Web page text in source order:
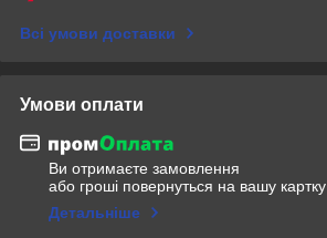
Всі умови доставки
Умови оплати
Ви отримаєте замовлення
або гроші повернуться на вашу картку
Детальніше